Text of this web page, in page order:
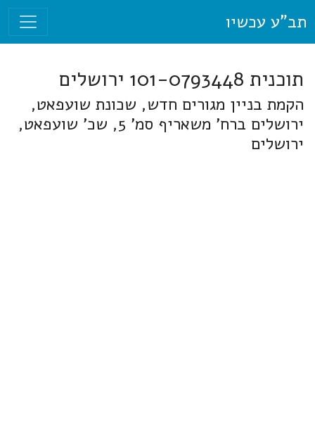
תב"ע עכשיו
תוכנית 101-0793448 ירושלים
הקמת בניין מגורים חדש, שכונת שועפאט,
ירושלים ברח' משאריף סמ' 5, שכ' שועפאט,
ירושלים